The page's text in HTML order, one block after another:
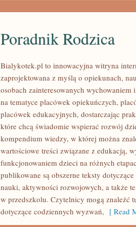
Poradnik Rodzica
Bialykotek.pl to innowacyjna witryna
zaprojektowana z myślą o opiekunach,
osobach zainteresowanych
na tematyce placówek opiekuńczych,
placówek edukacyjnych, dostarczając
które chcą świadomie wspierać rozwój
kompendium wiedzy, w której można
wartościowe treści związane z edukacją,
funkcjonowaniem dzieci na różnych
publikowane są obszerne teksty
nauki, aktywności rozwojowych, a także
w przedszkolu. Czytelnicy mogą znaleźć
dotyczące codziennych wyzwań, [ Read